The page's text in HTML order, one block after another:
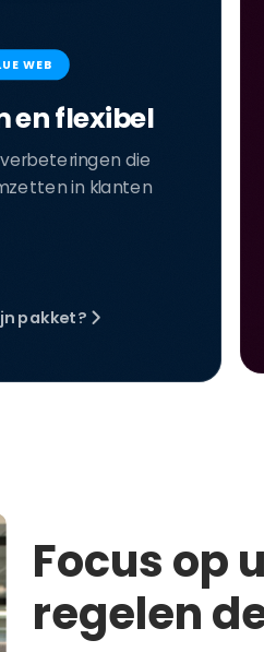
WEB
en flexibel
die
in klanten
pakket?
Focus op
regelen